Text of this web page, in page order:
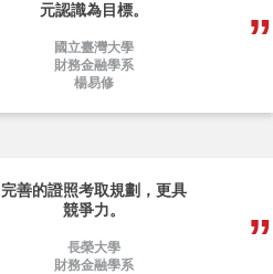
元認識為目標。
國立臺灣大學
財務金融學系
楊易修
完善的證照考取規劃，更具
競爭力。
長榮大學
財務金融學系